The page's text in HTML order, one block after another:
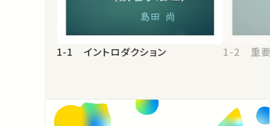
1-1 イントロダクション 1-2 重要